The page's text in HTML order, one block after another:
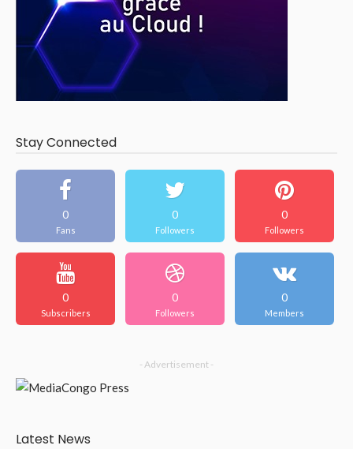
Stay Connected
0
Fans
0
Followers
0
Followers
0
Subscribers
0
Followers
0
Members
- Advertisement -
Latest News